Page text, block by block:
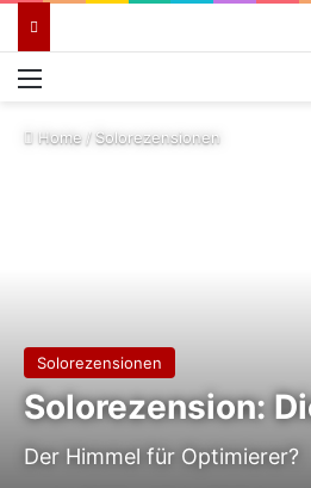
Menü
Home/Solorezensionen
Solorezensionen
Solorezension:
Der Himmel für Optimierer?